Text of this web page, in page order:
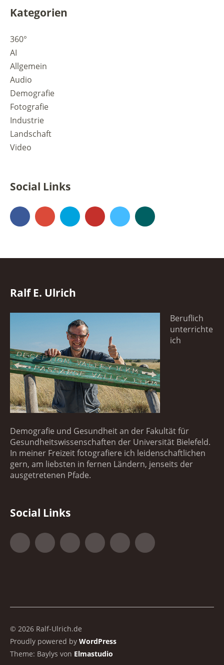
Kategorien
360°
AI
Allgemein
Audio
Demografie
Fotografie
Industrie
Landschaft
Video
Social Links
FacebookGoogle+500px YouTubeVimeo
Ralf E. Ulrich
Beruflich
unterrichte
ich
Demografie und Gesundheit an der Fakultät für
Gesundheitswissenschaften der Universität Bielefeld.
In meiner Freizeit fotografiere ich leidenschaftlichen
gern, am liebsten in fernen Ländern, jenseits der
ausgetretenen Pfade.
Social Links
FacebookGoogle+500px YouTubeVimeo
© 2026 Ralf-Ulrich.de
Proudly powered by WordPress
Theme: Baylys von Elmastudio